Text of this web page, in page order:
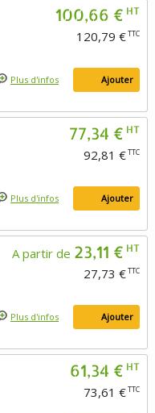
100,66 € HT
120,79 €TTC
Plus d'infos Ajouter
77,34 € HT
92,81 €TTC
Plus d'infos Ajouter
A partir de 23,11 € HT
27,73 €TTC
Plus d'infos Ajouter
61,34 € HT
73,61 €TTC